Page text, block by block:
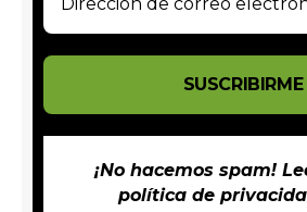
¡No hacemos spam!
política de